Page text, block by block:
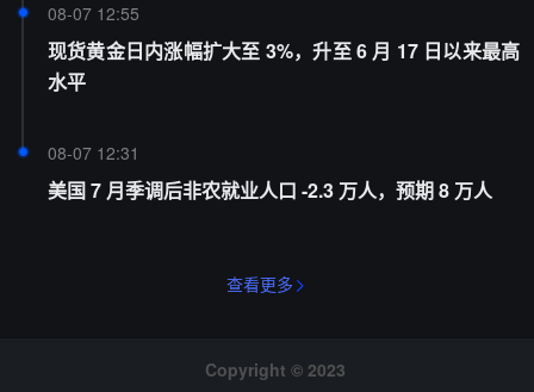
08-07 12:55
现货黄金日内涨幅扩大至 3%，升至 6 月 17 日以来最高
水平
08-07 12:31
美国 7 月季调后非农就业人口 -2.3 万人，预期 8 万人
查看更多
Copyright © 2023